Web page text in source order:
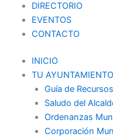
DIRECTORIO
EVENTOS
CONTACTO
INICIO
TU AYUNTAMIENTO
Guía de
Saludo del
Ordenanzas
Corporación